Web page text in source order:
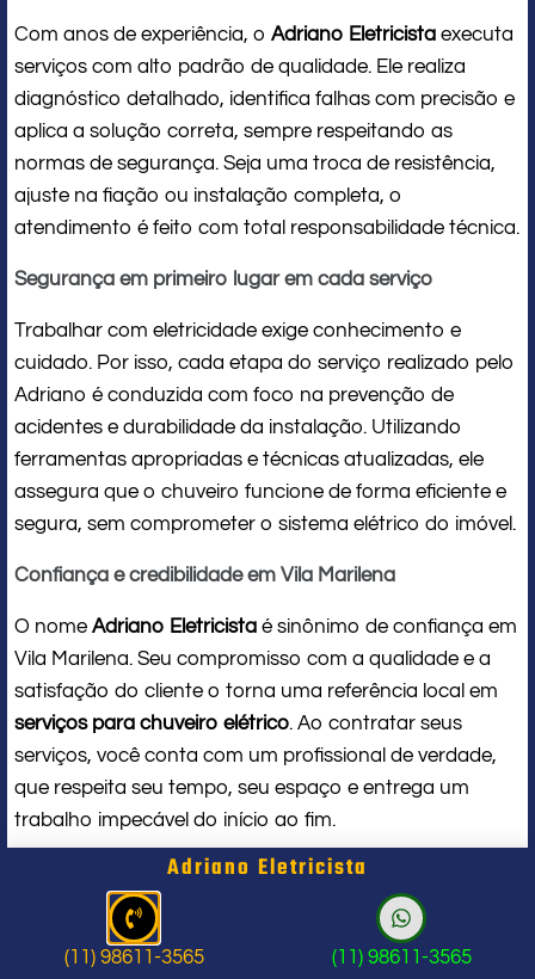
Com anos de experiência, o Adriano Eletricista executa
serviços com alto padrão de qualidade. Ele realiza
diagnóstico detalhado, identifica falhas com precisão e
aplica a solução correta, sempre respeitando as
normas de segurança. Seja uma troca de resistência,
ajuste na fiação ou instalação completa, o
atendimento é feito com total responsabilidade técnica.
Segurança em primeiro lugar em cada serviço
Trabalhar com eletricidade exige conhecimento e
cuidado. Por isso, cada etapa do serviço realizado pelo
Adriano é conduzida com foco na prevenção de
acidentes e durabilidade da instalação. Utilizando
ferramentas apropriadas e técnicas atualizadas, ele
assegura que o chuveiro funcione de forma eficiente e
segura, sem comprometer o sistema elétrico do imóvel.
Confiança e credibilidade em Vila Marilena
O nome Adriano Eletricista é sinônimo de confiança em
Vila Marilena. Seu compromisso com a qualidade e a
satisfação do cliente o torna uma referência local em
serviços para chuveiro elétrico. Ao contratar seus
serviços, você conta com um profissional de verdade,
que respeita seu tempo, seu espaço e entrega um
trabalho impecável do início ao fim.
Problema com chuveiro: sinais que
indicam a hora de chamar um
profissional
Adriano Eletricista
(11) 98611-3565 (11) 98611-3565